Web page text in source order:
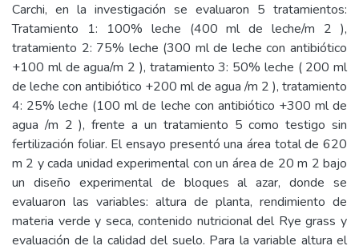
Carchi, en la investigación se evaluaron 5 tratamientos:
Tratamiento 1: 100% leche (400 ml de leche/m 2 ),
tratamiento 2: 75% leche (300 ml de leche con antibiótico
+100 ml de agua/m 2 ), tratamiento 3: 50% leche ( 200 ml
de leche con antibiótico +200 ml de agua /m 2 ), tratamiento
4: 25% leche (100 ml de leche con antibiótico +300 ml de
agua /m 2 ), frente a un tratamiento 5 como testigo sin
fertilización foliar. El ensayo presentó una área total de 620
m 2 y cada unidad experimental con un área de 20 m 2 bajo
un diseño experimental de bloques al azar, donde se
evaluaron las variables: altura de planta, rendimiento de
materia verde y seca, contenido nutricional del Rye grass y
evaluación de la calidad del suelo. Para la variable altura el